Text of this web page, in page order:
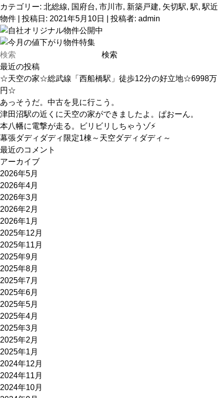
カテゴリー: 北総線, 国府台, 市川市, 新築戸建, 矢切駅, 駅, 駅近
物件 | 投稿日: 2021年5月10日 投稿者: admin
最近の投稿
☆天空の家☆総武線「西船橋駅」徒歩12分の好立地☆6998万
円☆
あっそうだ。中古を見に行こう。
津田沼駅の近くに天空の家ができましたよ。ぱおーん。
本八幡に電撃が走る。ビリビリしちゃうゾ⚡
幕張ダディダディ限定1棟～天空ダディダディ～
最近のコメント
アーカイブ
2026年5月
2026年4月
2026年3月
2026年2月
2026年1月
2025年12月
2025年11月
2025年9月
2025年8月
2025年7月
2025年6月
2025年5月
2025年4月
2025年3月
2025年2月
2025年1月
2024年12月
2024年11月
2024年10月